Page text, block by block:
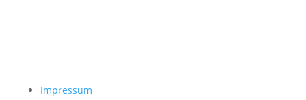
Impressum